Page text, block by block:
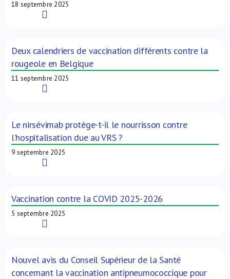
18 septembre 2025
Deux calendriers de vaccination différents contre la
rougeole en Belgique
11 septembre 2025
Le nirsévimab protège-t-il le nourrisson contre
l’hospitalisation due au VRS ?
9 septembre 2025
Vaccination contre la COVID 2025-2026
5 septembre 2025
Nouvel avis du Conseil Supérieur de la Santé
concernant la vaccination antipneumococcique pour